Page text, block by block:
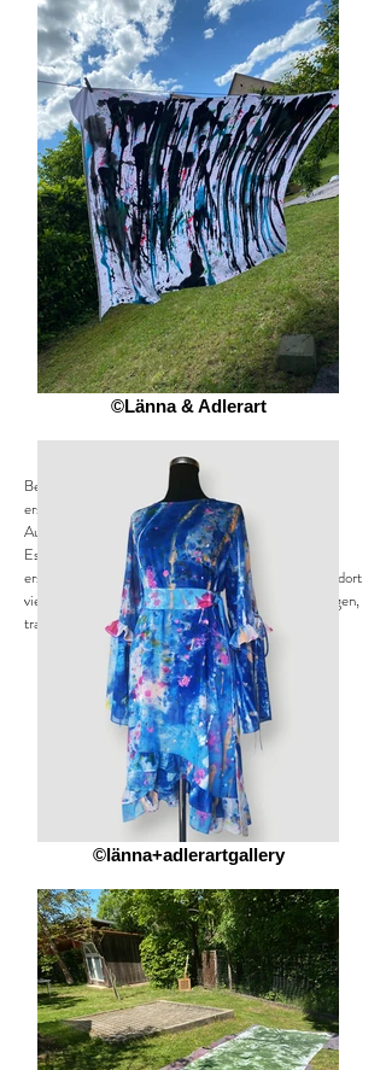
Bei meiner Ausstellung'Artist Memories'
erste ACTIONPAINTING-DRESS seinen großen
Auftritt:
Es konnte nicht nur bewundert, sondern auch zum
ersten Mal anprobiert werden. Außerdem zeigte ich dort
viele weitere Kleidungsstücke aus unserer einzigartigen,
tragbaren Kunst :
©Länna & Adlerart
©länna+adlerartgallery